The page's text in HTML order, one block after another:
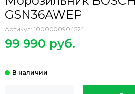
GSN36AWEP
Артикул: 1000000904524
99 990 руб.